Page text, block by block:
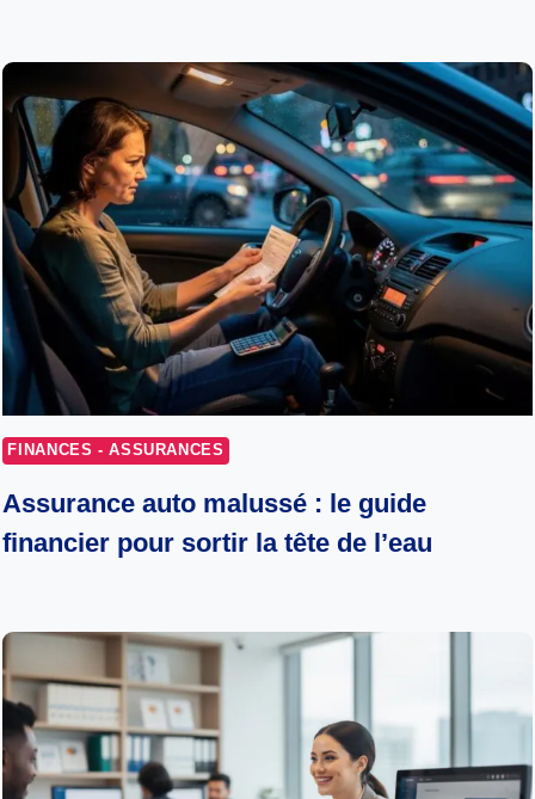
FINANCES - ASSURANCES
Assurance auto malussé : le guide
financier pour sortir la tête de l’eau